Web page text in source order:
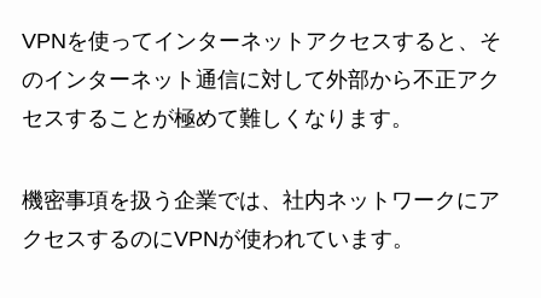
VPNを使ってインターネットアクセスすると、そ
のインターネット通信に対して外部から不正アク
セスすることが極めて難しくなります。
機密事項を扱う企業では、社内ネットワークにア
クセスするのにVPNが使われています。